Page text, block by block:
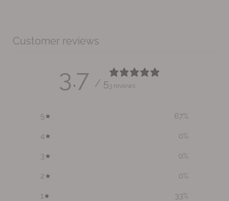
Customer reviews
3.7 / 5 3 reviews
5 67%
4 0%
3 0%
2 0%
1 33%